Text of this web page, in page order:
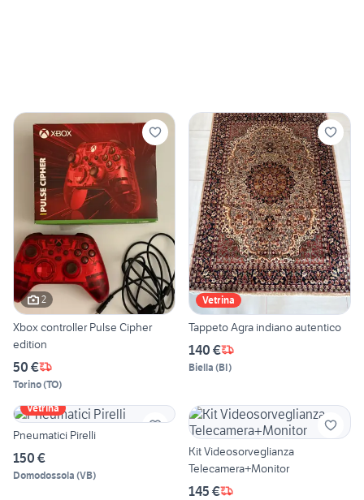
2
Xbox controller Pulse Cipher
edition
50 €
Torino(TO)
Vetrina
Tappeto Agra indiano autentico
140 €
Biella (BI)
Vetrina
Pneumatici Pirelli
150 €
Domodossola (VB)
Kit Videosorveglianza
Telecamera+Monitor
145 €